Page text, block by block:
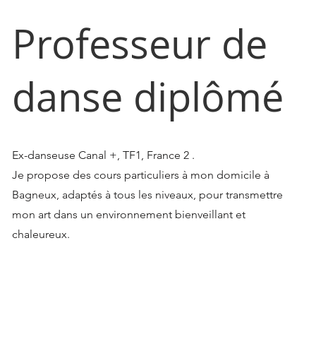
Professeur de
danse diplômé
Ex-danseuse Canal +, TF1, France 2 .
Je propose des cours particuliers à mon domicile à
Bagneux, adaptés à tous les niveaux, pour transmettre
mon art dans un environnement bienveillant et
chaleureux.